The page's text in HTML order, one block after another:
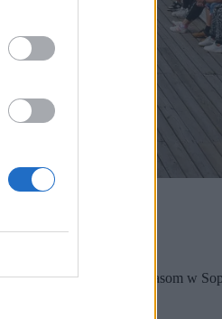
widokami? STOP golasom w